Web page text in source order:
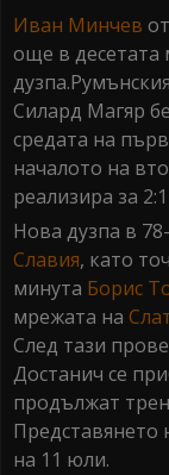
Иван Минчев
още в десетата
Силард Магяр
средата на
началото на
реализира за
Нова дузпа в
Славия, като
минута Борис
мрежата на
След тази
Достанич се
продължат
на 11 юли.